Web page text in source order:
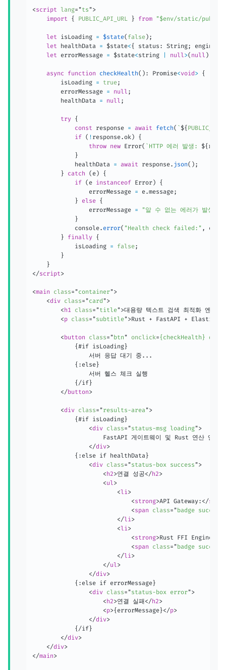
<script lang= "ts ">
import
{ PUBLIC_API_URL } from "$env/static/public"
let isLoading = $state( false ) ;
let healthData = $state<{ status : String; engine
let errorMessage = $state<string null>( null )
async function checkHealth( ) : Promise<void > {
        isLoading
= true;
        errorMessage
= null ;
        healthData
= null ;
try {
const response = await fetch( ` ${
if ( ! response. ok )
{
throw new Error( ` HTTP 에러 발생: ${
}
            healthData
= await response. json( ) ;
}
catch ( e )
{
if ( e instanceof Error )
{
                errorMessage
= e.message;
}
else {
                errorMessage
=
"알 수 없는 에러가 발생했
}
            console
. error( "Health check failed:" , e
}
finally {
            isLoading
= false;
}
}
</script>
<main class= "container">
<div class= "card ">
< h1 class= "title">대용량 텍스트 검색 최적화 엔진
<p class= "subtitle">Rust + FastAPI +
< button class= " btn " onclick={checkHealth}
            {#if isLoading}
                서버 응답 대기 중...
            {:else}
                서버 헬스 체크 실행
            {/if}
</button>
<div class= "results-area ">
            {#if isLoading}
<div class= "status-msg loading">
FastAPI 게이트웨이 및 Rust 연산 엔진
</div>
            {:else if healthData}
<div class= "status-box success ">
< h2>연결 성공</h2>
<ul>
<li>
<strong>API Gateway: </
<span class= " badge success
</li>
<li>
<strong>Rust FFI Engine:
<span class= " badge success
</li>
</ul>
</div>
            {:else if errorMessage}
<div class= "status-box error">
< h2>연결 실패 </h2>
<p>{errorMessage}</p>
</div>
            {/if}
</div>
</div>
</main>